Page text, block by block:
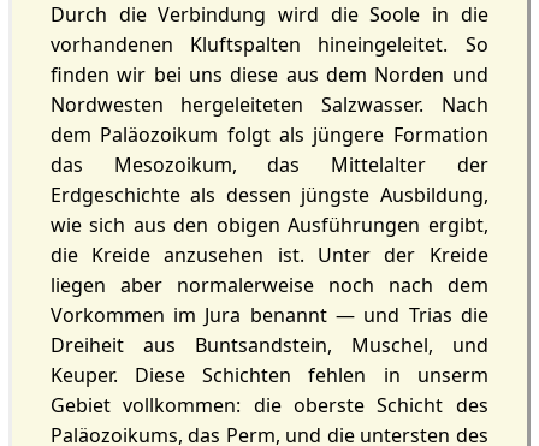
Durch die Verbindung wird die Soole in die
vorhandenen Kluftspalten hineingeleitet. So
finden wir bei uns diese aus dem Norden und
Nordwesten hergeleiteten Salzwasser. Nach
dem Paläozoikum folgt als jüngere Formation
das Mesozoikum, das Mittelalter der
Erdgeschichte als dessen jüngste Ausbildung,
wie sich aus den obigen Ausführungen ergibt,
die Kreide anzusehen ist. Unter der Kreide
liegen aber normalerweise noch nach dem
Vorkommen im Jura benannt — und Trias die
Dreiheit aus Buntsandstein, Muschel­, und
Keuper. Diese Schichten fehlen in unserm
Gebiet vollkommen: die oberste Schicht des
Paläozoikums, das Perm, und die untersten des